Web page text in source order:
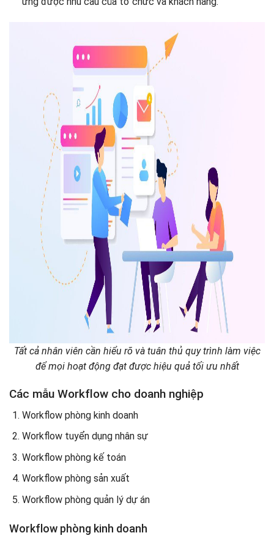
Tất cả nhân viên cần hiểu rõ và tuân thủ quy trình làm việc
để mọi hoạt động đạt được hiệu quả tối ưu nhất
Các mẫu Workflow cho doanh nghiệp
Workflow phòng kinh doanh
Workflow tuyển dụng nhân sự
Workflow phòng kế toán
Workflow phòng sản xuất
Workflow phòng quản lý dự án
Workflow phòng kinh doanh